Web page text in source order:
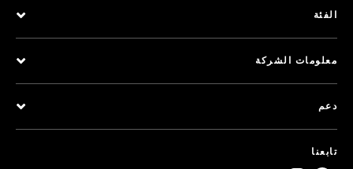
الفئة
معلومات الشركة
دعم
تابعنا